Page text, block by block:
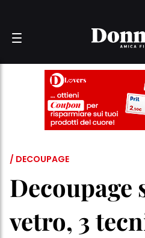
/ DECOUPAGE
Decoupage
vetro, 3